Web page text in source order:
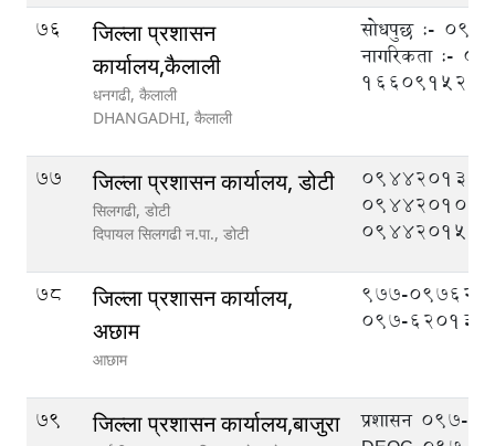
76
जिल्ला प्रशासन
कार्यालय,कैलाली
धनगढी, कैलाली
DHANGADHI, कैलाली
सोधपुछ :-
नागरिकता :-
77 जिल्ला प्रशासन कार्यालय, डोटी
सिलगढी, डोटी
दिपायल सिलगढी न.पा., डोटी
094420133,
094420108,
094420151
78
जिल्ला प्रशासन कार्यालय,
अछाम
आछाम
977-
097-620133
79 जिल्ला प्रशासन कार्यालय,बाजुरा
प्रशासन 097-